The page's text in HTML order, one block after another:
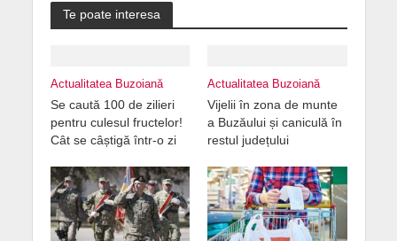
Te poate interesa
Actualitatea Buzoiană
Se caută 100 de zilieri
pentru culesul fructelor!
Cât se câștigă într-o zi
Actualitatea Buzoiană
Vijelii în zona de munte
a Buzăului și caniculă în
restul județului